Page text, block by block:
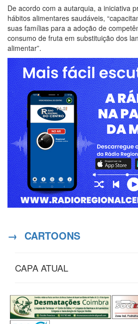
De acordo com a autarquia, a iniciativa
hábitos alimentares saudáveis,
suas famílias para a adoção de
consumo de fruta em substituição dos
alimentar”.
→ CARTOONS
CAPA ATUAL